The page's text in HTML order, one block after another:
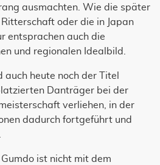
ausmachten. Wie die später
oder die in Japan
entsprachen auch die
und regionalen Idealbild.
heute noch der Titel
Danträger bei der
verliehen, in der
dadurch fortgeführt und
ist nicht mit dem